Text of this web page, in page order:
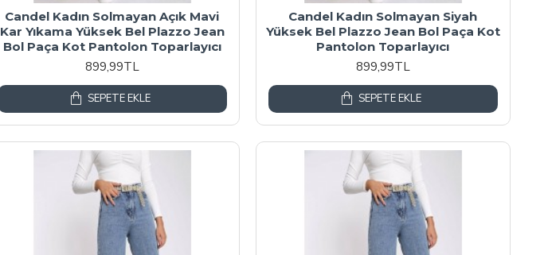
Candel Kadın Solmayan Açık Mavi
Kar Yıkama Yüksek Bel Plazzo Jean
Bol Paça Kot Pantolon Toparlayıcı
899,99TL
SEPETE EKLE
Candel Kadın Solmayan Siyah
Yüksek Bel Plazzo Jean Bol Paça Kot
Pantolon Toparlayıcı
899,99TL
SEPETE EKLE